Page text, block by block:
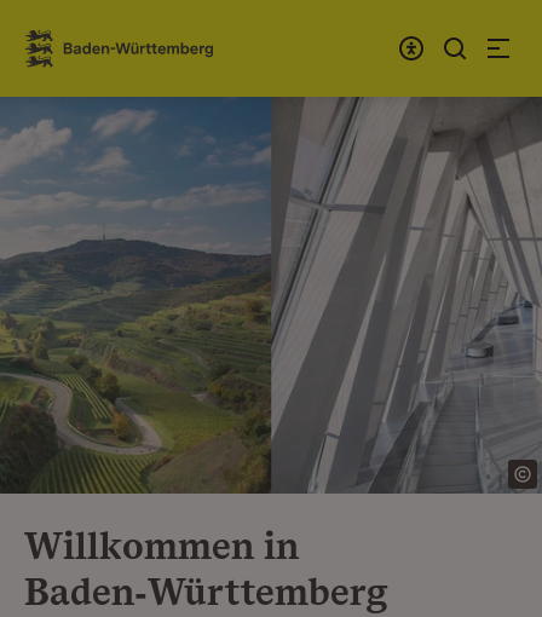
Zum Inhalt springen
Link zur Startseite
Willkommen in
Baden‑Württemberg